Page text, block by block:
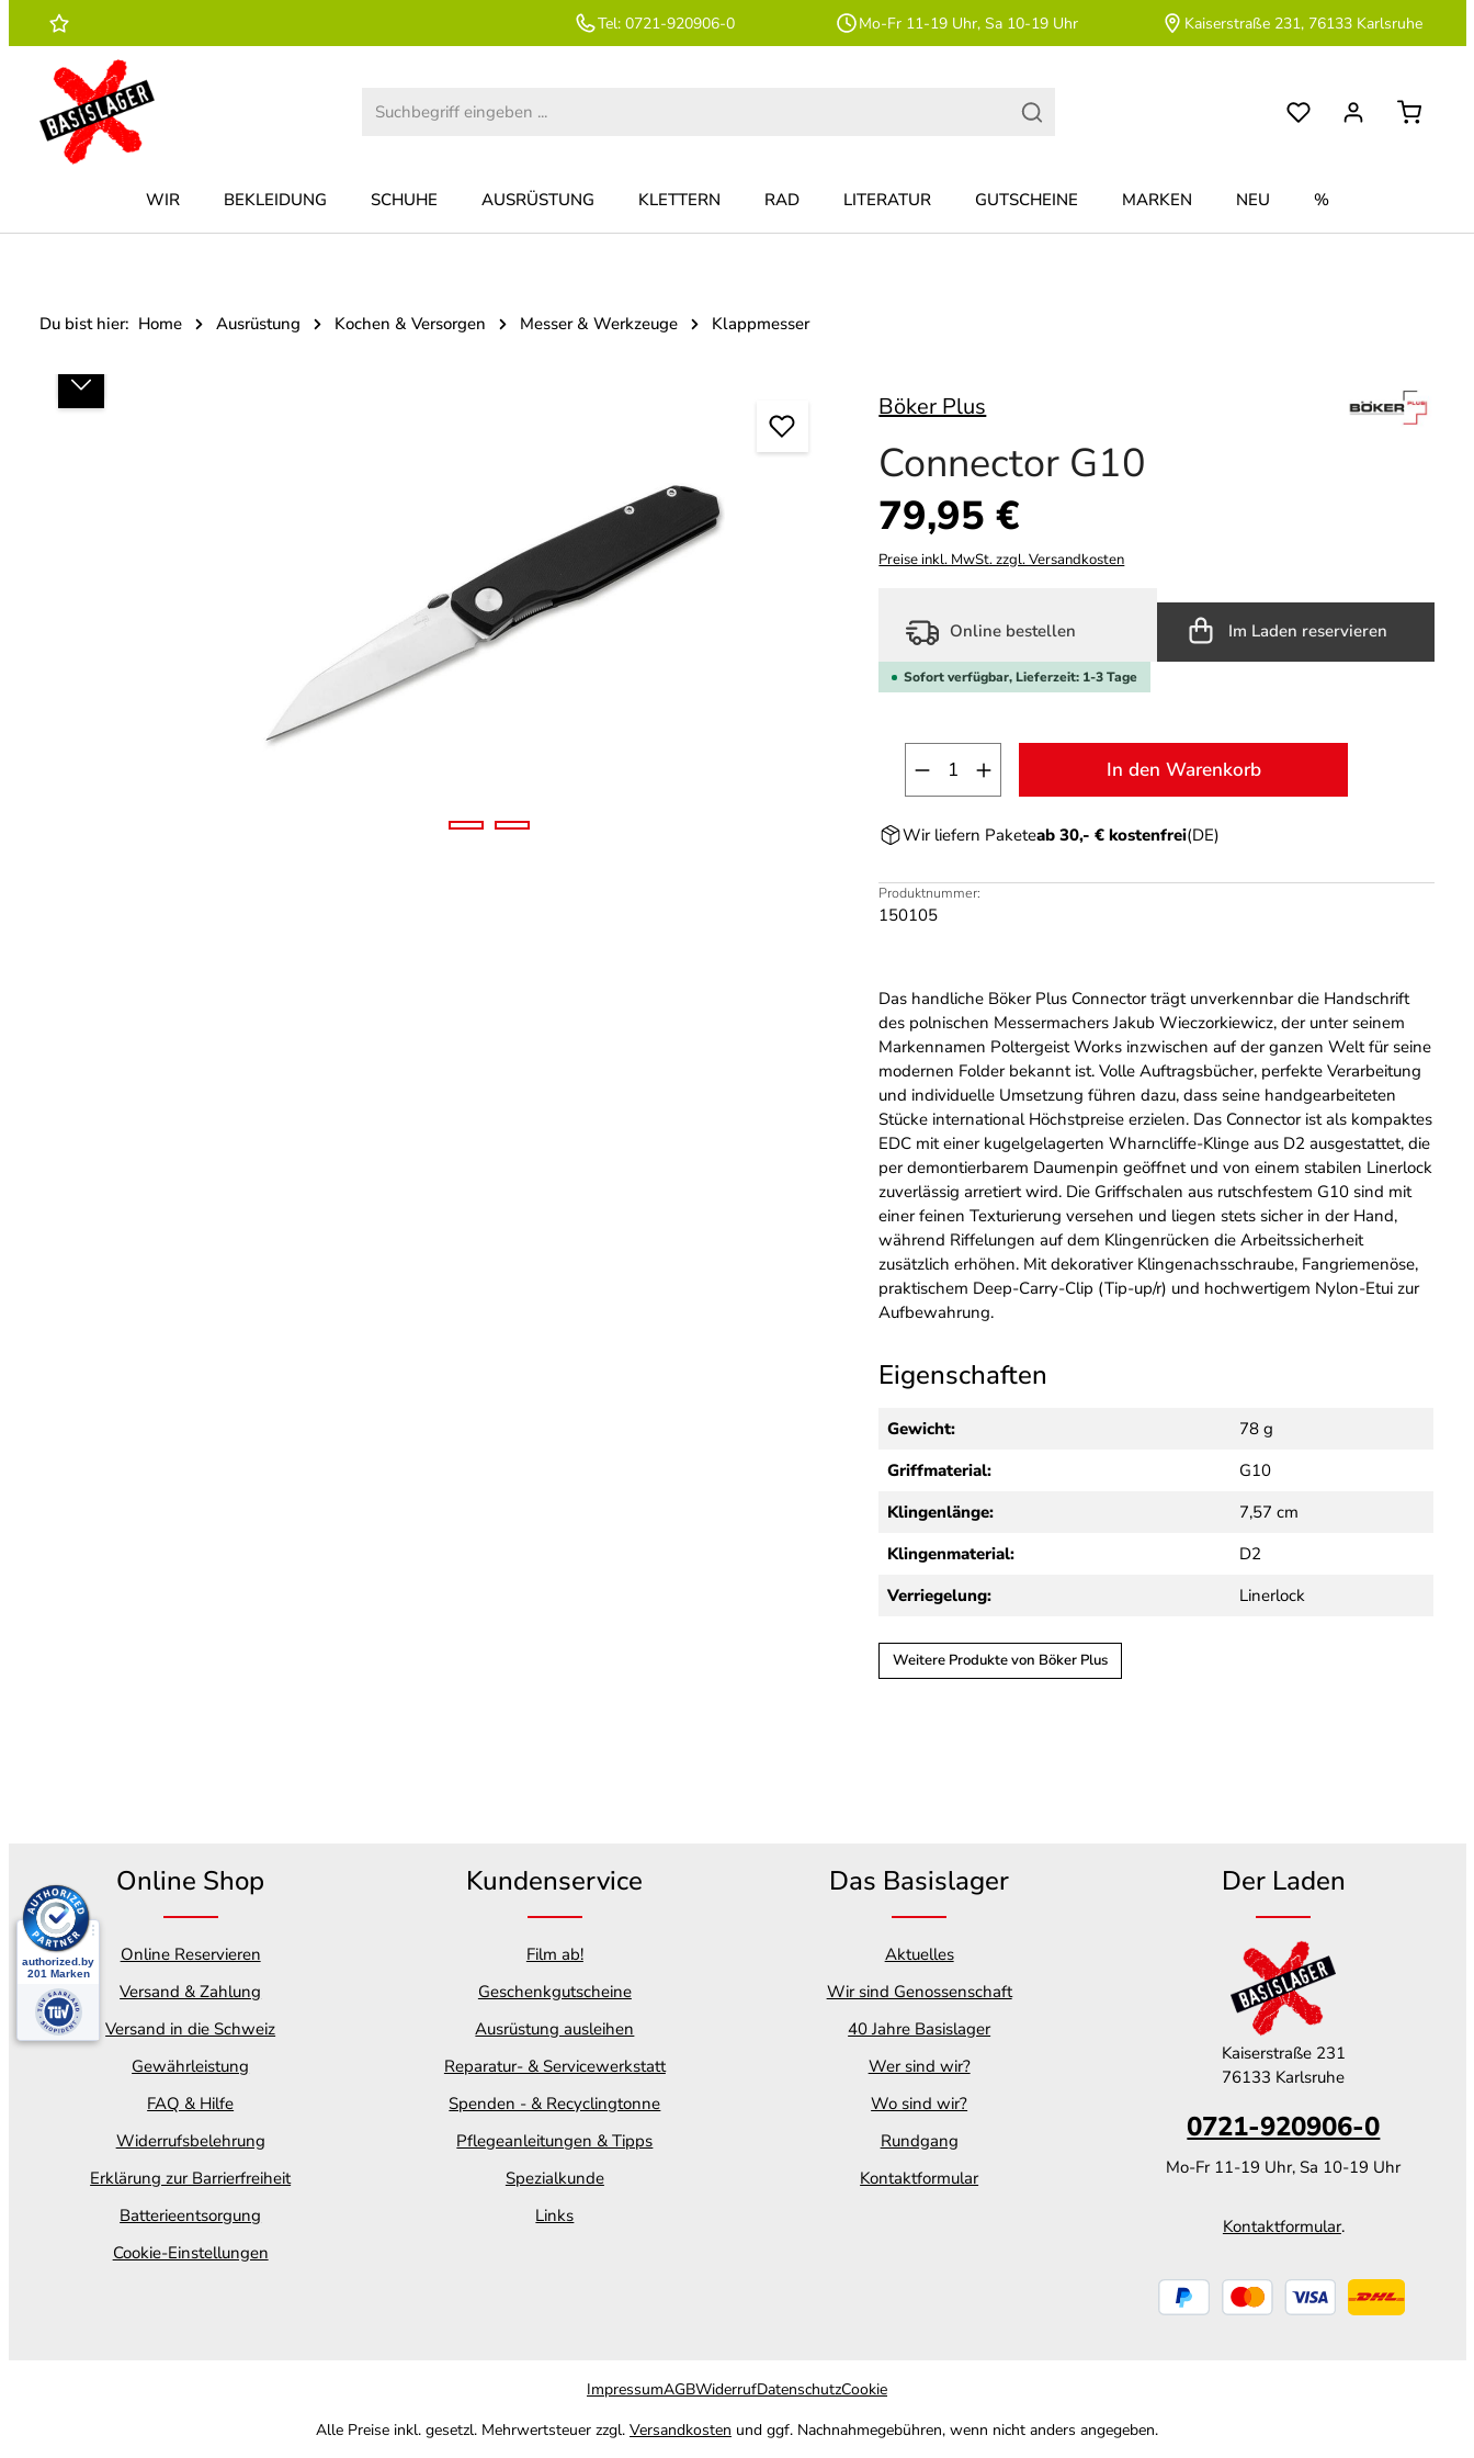
Hauptinhalt springen
Zur Suche springen
Zur Hauptnavigation springen Tel: 0721-920906-0 Mo-Fr 11-19 Uhr, Sa 10-19 Uhr Kaiserstraße 231, 76133 Karlsruhe
WIR BEKLEIDUNG SCHUHE AUSRÜSTUNG KLETTERN RAD LITERATUR GUTSCHEINE MARKEN NEU %
Du bist hier: Home Ausrüstung Kochen & Versorgen Messer & Werkzeuge Klappmesser
Bildergalerie überspringen
Böker Plus
Connector G10
Regulärer Preis:
79,95 €
Preise inkl. MwSt. zzgl. Versandkosten
Online bestellen Im Laden reservieren
Sofort verfügbar, Lieferzeit: 1-3 Tage
Produkt Anzahl: Gib den gewünschten Wert
In den Warenkorb
Wir liefern Paketeab 30,- € kostenfrei(DE)
Produktnummer:
150105
Das handliche Böker Plus Connector trägt unverkennbar die Handschrift
des polnischen Messermachers Jakub Wieczorkiewicz, der unter seinem
Markennamen Poltergeist Works inzwischen auf der ganzen Welt für seine
modernen Folder bekannt ist. Volle Auftragsbücher, perfekte Verarbeitung
und individuelle Umsetzung führen dazu, dass seine handgearbeiteten
Stücke international Höchstpreise erzielen. Das Connector ist als kompaktes
EDC mit einer kugelgelagerten Wharncliffe-Klinge aus D2 ausgestattet, die
per demontierbarem Daumenpin geöffnet und von einem stabilen Linerlock
zuverlässig arretiert wird. Die Griffschalen aus rutschfestem G10 sind mit
einer feinen Texturierung versehen und liegen stets sicher in der Hand,
während Riffelungen auf dem Klingenrücken die Arbeitssicherheit
zusätzlich erhöhen. Mit dekorativer Klingenachsschraube, Fangriemenöse,
praktischem Deep-Carry-Clip (Tip-up/r) und hochwertigem Nylon-Etui zur
Aufbewahrung.
Eigenschaften
Gewicht:
78 g
Griffmaterial:
G10
Klingenlänge:
7,57 cm
Klingenmaterial:
D2
Verriegelung:
Linerlock
Weitere Produkte von Böker Plus
Online Shop
Online Reservieren
Versand & Zahlung
Versand in die Schweiz
Gewährleistung
FAQ & Hilfe
Widerrufsbelehrung
Erklärung zur Barrierfreiheit
Batterieentsorgung
Cookie-Einstellungen
Kundenservice
Film ab!
Geschenkgutscheine
Ausrüstung ausleihen
Reparatur- & Servicewerkstatt
Spenden - & Recyclingtonne
Pflegeanleitungen & Tipps
Spezialkunde
Links
Das Basislager
Aktuelles
Wir sind Genossenschaft
40 Jahre Basislager
Wer sind wir?
Wo sind wir?
Rundgang
Kontaktformular
Der Laden
Kaiserstraße 231
76133 Karlsruhe
0721-920906-0
Mo-Fr 11-19 Uhr, Sa 10-19 Uhr
Kontaktformular.
ImpressumAGBWiderrufDatenschutzCookie
Alle Preise inkl. gesetzl. Mehrwertsteuer zzgl. Versandkosten und ggf. Nachnahmegebühren, wenn nicht anders angegeben.